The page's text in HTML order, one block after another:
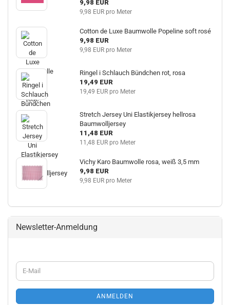
9,98 EUR
9,98 EUR pro Meter
Cotton de Luxe Baumwolle Popeline soft rosé
9,98 EUR
9,98 EUR pro Meter
Ringel i Schlauch Bündchen rot, rosa
19,49 EUR
19,49 EUR pro Meter
Stretch Jersey Uni Elastikjersey hellrosa
Baumwolljersey
11,48 EUR
11,48 EUR pro Meter
Vichy Karo Baumwolle rosa, weiß 3,5 mm
9,98 EUR
9,98 EUR pro Meter
Newsletter-Anmeldung
WEITER
ZUR
NEWSLETTER-
ANMELDUNG
E-
Mail
ANMELDEN